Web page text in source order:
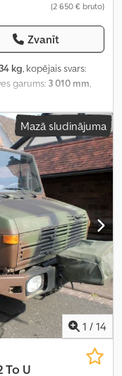
(2 650 € bruto)
Zvanīt
kg, kopējais svars:
garums: 3 010 mm,
1,8 m³, krāsa:cits,
2 040 mm,
Mazā sludinājuma
1 / 14
To U